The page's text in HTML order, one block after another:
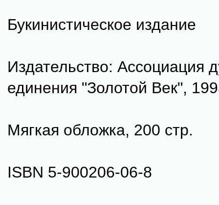
Букинистическое издание
Издательство: Ассоциация
единения "Золотой Век",
Мягкая обложка, 200 стр.
ISBN 5-900206-06-8